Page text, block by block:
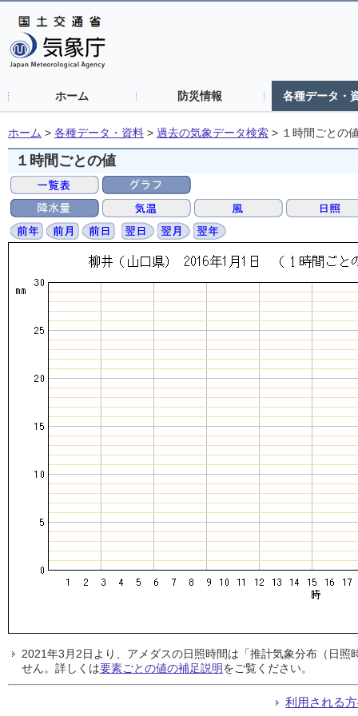
ホーム 防災情報 各種データ・
ホーム > 各種データ・資料 > 過去の気象データ検索 > １時間ごとの
１時間ごとの値
2021年3月2日より、アメダスの日照時間は「推計気象分布（日
せん。詳しくは要素ごとの値の補足説明をご覧ください。
利用される